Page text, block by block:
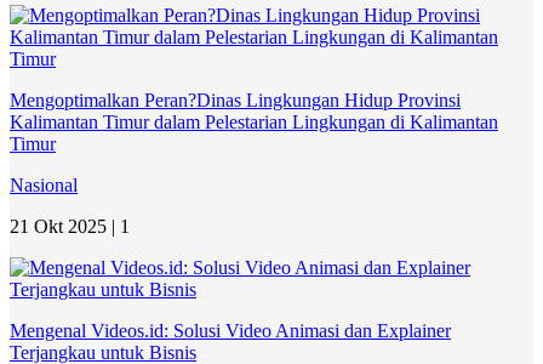
Mengoptimalkan Peran?Dinas Lingkungan Hidup Provinsi
Kalimantan Timur dalam Pelestarian Lingkungan di Kalimantan
Timur
Nasional
21 Okt 2025 | 1
Mengenal Videos.id: Solusi Video Animasi dan Explainer
Terjangkau untuk Bisnis